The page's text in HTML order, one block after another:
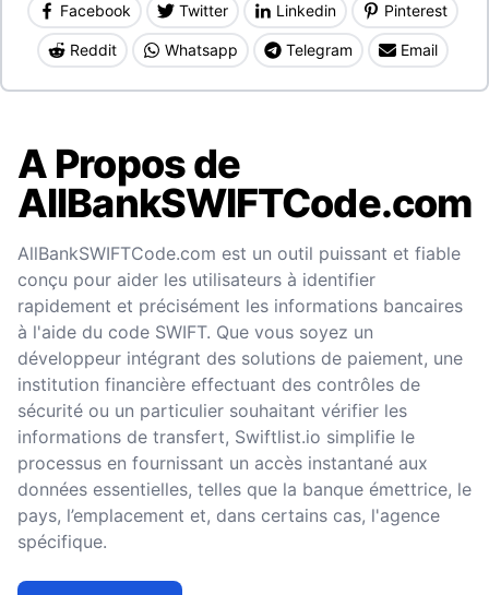
Facebook Twitter Linkedin Pinterest
Reddit Whatsapp Telegram Email
A Propos de
AllBankSWIFTCode.com
AllBankSWIFTCode.com est un outil puissant et fiable
conçu pour aider les utilisateurs à identifier
rapidement et précisément les informations bancaires
à l'aide du code SWIFT. Que vous soyez un
développeur intégrant des solutions de paiement, une
institution financière effectuant des contrôles de
sécurité ou un particulier souhaitant vérifier les
informations de transfert, Swiftlist.io simplifie le
processus en fournissant un accès instantané aux
données essentielles, telles que la banque émettrice, le
pays, l’emplacement et, dans certains cas, l'agence
spécifique.